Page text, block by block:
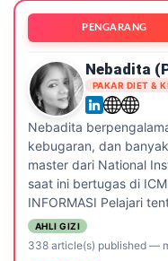
PENGARANG
Nebadita
PAKAR DIET &
Nebadita
kebugaran, dan
master dari National
saat ini bertugas di
INFORMASI Pelajari
AHLI GIZI
338 article(s) published—